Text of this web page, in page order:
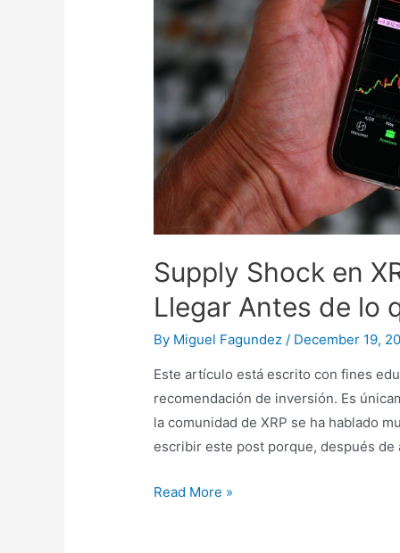
Supply Shock en
Llegar Antes de lo
By Miguel Fagundez / December 19,
Este artículo está escrito con fines
recomendación de inversión. Es
la comunidad de XRP se ha hablado
escribir este post porque, después
Supply
Read More »